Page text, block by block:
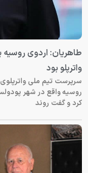
طاهریان: اردوی روسیه
واترپلو بود
سرپرست تیم ملی
روسیه واقع در شهر
کرد و گفت روند